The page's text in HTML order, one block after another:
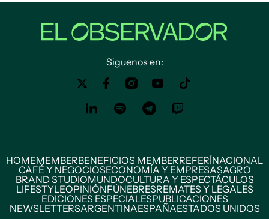
Siguenos en:
HOMEMEMBERBENEFICIOS MEMBERREFERÍNACIONAL
CAFÉ Y NEGOCIOSECONOMÍA Y EMPRESASAGRO
BRAND STUDIOMUNDOCULTURA Y ESPECTÁCULOS
LIFESTYLEOPINIÓNFÚNEBRESREMATES Y LEGALES
EDICIONES ESPECIALESPUBLICACIONES
NEWSLETTERSARGENTINAESPAÑAESTADOS UNIDOS